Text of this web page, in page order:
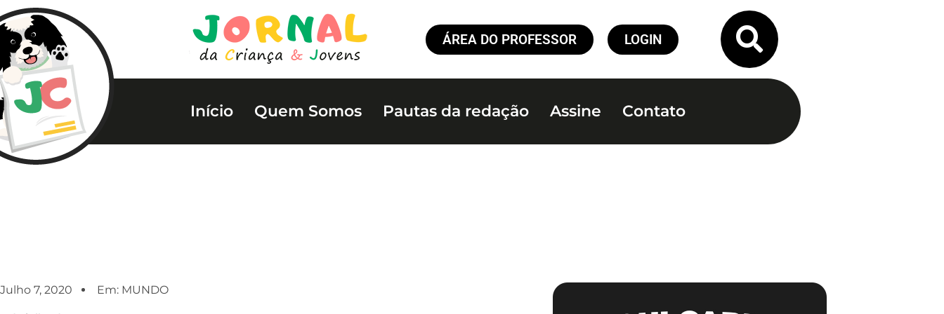
ÁREA DO PROFESSOR LOGIN
Início Quem Somos Pautas da redação Assine Contato
Julho 7, 2020 Em: MUNDO